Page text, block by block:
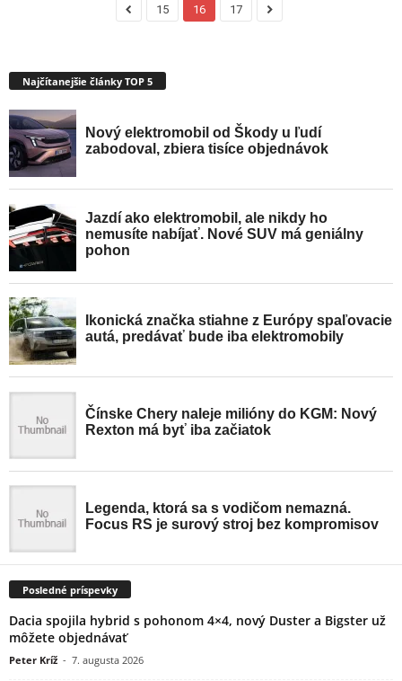
15 16 17
Najčítanejšie články TOP 5
Posledné príspevky
Dacia spojila hybrid s pohonom 4×4, nový Duster a Bigster už
môžete objednávať
Peter Kríž - 7. augusta 2026